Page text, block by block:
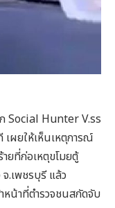
Hunter V.ss
เผยให้เห็นเหตุการณ์
ยที่ก่อเหตุขโมยตู้
.เพชรบุรี แล้ว
น้าที่ตำรวจชนสกัดจับ